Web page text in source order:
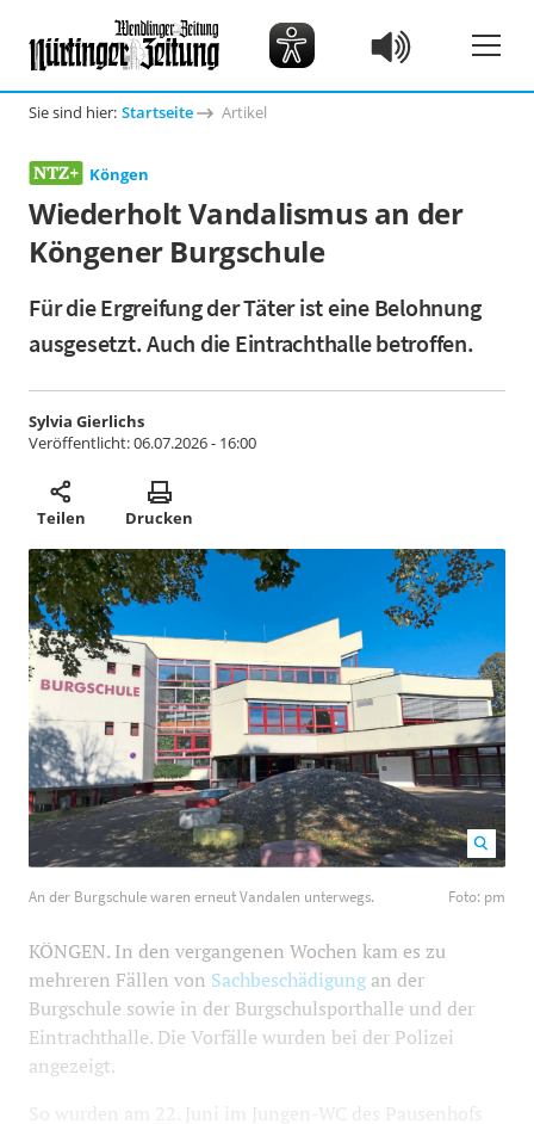
Sie sind hier: Startseite Artikel
Köngen
Wiederholt Vandalismus an der
Köngener Burgschule
Für die Ergreifung der Täter ist eine Belohnung
ausgesetzt. Auch die Eintrachthalle betroffen.
Sylvia Gierlichs
Veröffentlicht:06.07.2026 - 16:00
Teilen Drucken
Foto: pm1200800
An der Burgschule waren erneut Vandalen unterwegs. Foto: pm
KÖNGEN. In den vergangenen Wochen kam es zu
mehreren Fällen von Sachbeschädigungan der
Burgschule sowie in der Burgschulsporthalle und der
Eintrachthalle. Die Vorfälle wurden bei der Polizei
angezeigt.
So wurden am 22. Juni im Jungen-WC des Pausenhofs